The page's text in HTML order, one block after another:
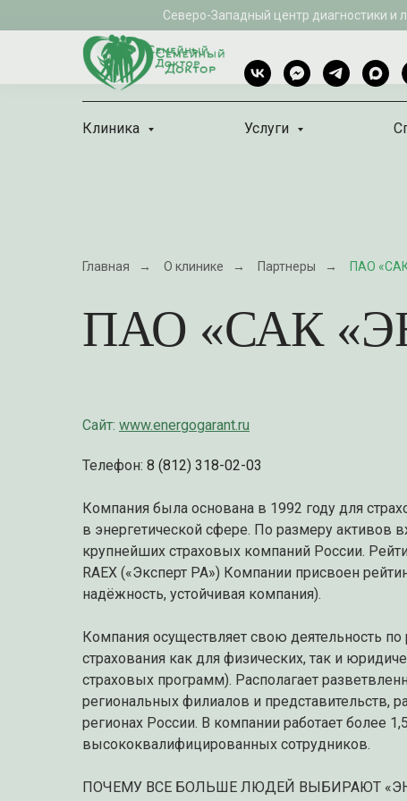
Северо-Западный центр диагностики и
Клиника Услуги
Главная → О клинике → Партнеры → ПАО
ПАО «САК
Сайт: www.energogarant.ru
Телефон: 8 (812) 318-02-03
Компания была основана в 1992 году для
в энергетической сфере. По размеру активов
крупнейших страховых компаний России.
RAEX («Эксперт PA») Компании присвоен
надёжность, устойчивая компания).
Компания осуществляет свою деятельность
страхования как для физических, так и
страховых программ). Располагает
региональных филиалов и представительств,
регионах России. В компании работает более
высококвалифицированных сотрудников.
ПОЧЕМУ ВСЕ БОЛЬШЕ ЛЮДЕЙ ВЫБИРАЮТ